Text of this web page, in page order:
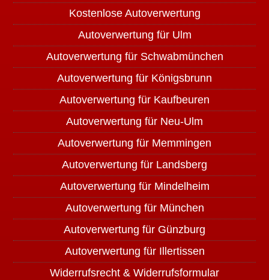
Kostenlose Autoverwertung
Autoverwertung für Ulm
Autoverwertung für Schwabmünchen
Autoverwertung für Königsbrunn
Autoverwertung für Kaufbeuren
Autoverwertung für Neu-Ulm
Autoverwertung für Memmingen
Autoverwertung für Landsberg
Autoverwertung für Mindelheim
Autoverwertung für München
Autoverwertung für Günzburg
Autoverwertung für Illertissen
Widerrufsrecht & Widerrufsformular